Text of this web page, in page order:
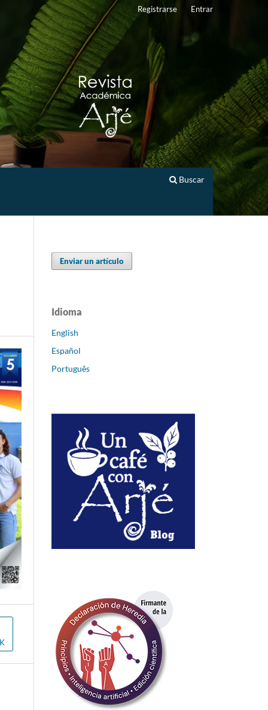
Buscar
Registrarse Entrar
Enviar un artículo
Idioma
English
Español
Português